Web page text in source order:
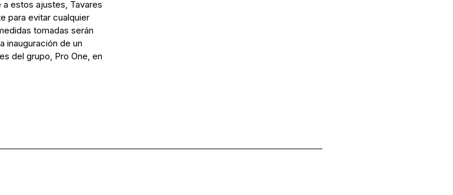
estos ajustes, Tavares
para evitar cualquier
tomadas serán
inauguración de un
del grupo, Pro One, en